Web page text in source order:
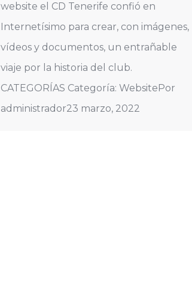
website el CD Tenerife confió en
Internetísimo para crear, con imágenes,
vídeos y documentos, un entrañable
viaje por la historia del club.
CATEGORÍAS Categoría: WebsitePor
administrador23 marzo, 2022